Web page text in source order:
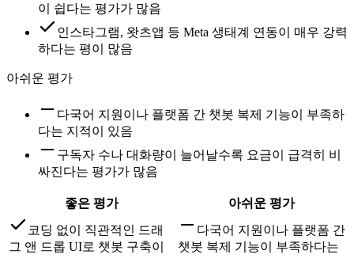
이 쉽다는 평가가 많음
인스타그램, 왓츠앱 등 Meta 생태계 연동이 매우 강력
하다는 평이 많음
아쉬운 평가
다국어 지원이나 플랫폼 간 챗봇 복제 기능이 부족하
다는 지적이 있음
구독자 수나 대화량이 늘어날수록 요금이 급격히 비
싸진다는 평가가 많음
좋은 평가
아쉬운 평가
코딩 없이 직관적인 드래
그 앤 드롭 UI로 챗봇 구축이
다국어 지원이나 플랫폼 간
챗봇 복제 기능이 부족하다는